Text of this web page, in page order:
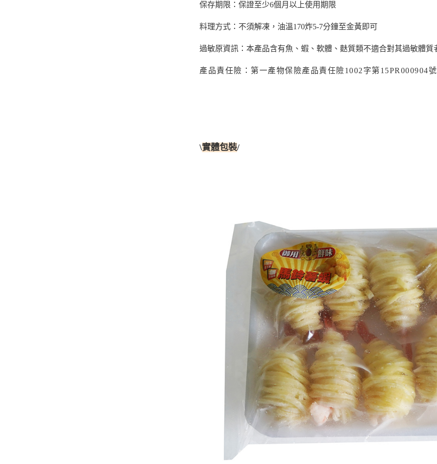
保存期限：保證至少6個月以上使用期限
料理方式：不須解凍， 油溫170炸5-7分鐘至金黃即可
過敏原資訊：本產品含有魚、蝦、軟體、麩質類不適合對其過敏體質
產品責任險：第一產物保險產品責任險1002字第15PR000904號
\實體包裝/